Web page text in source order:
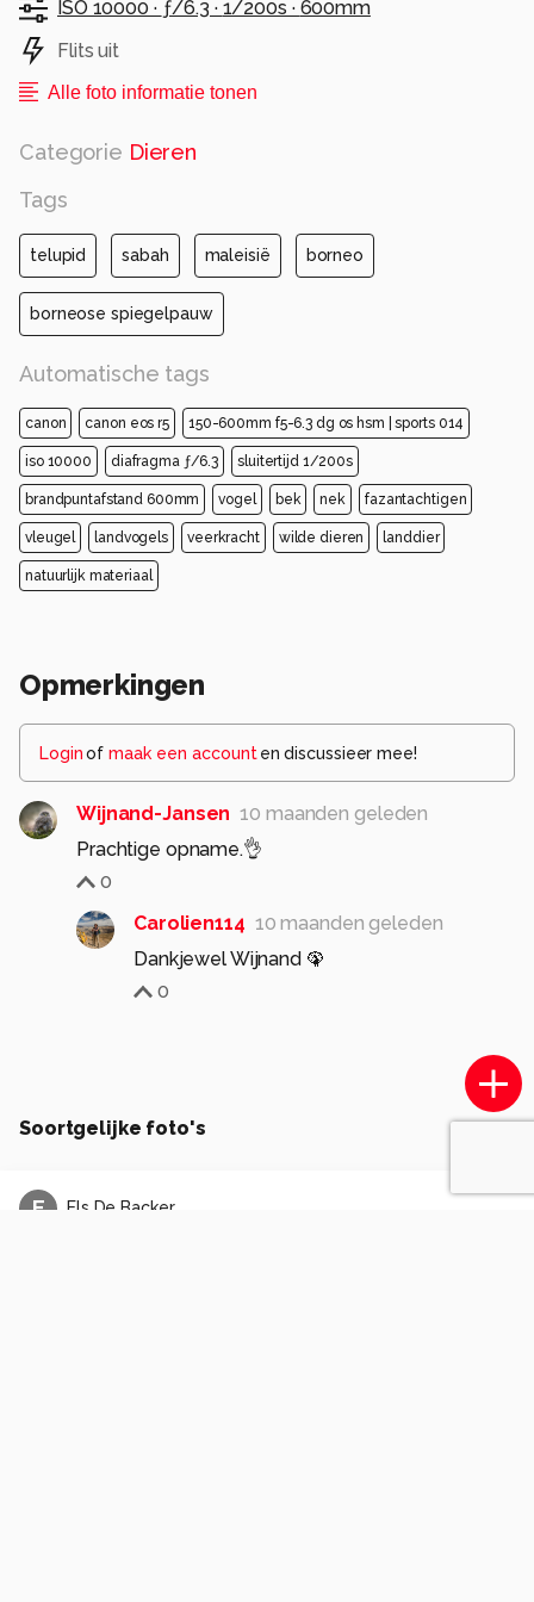
Volgens een schatting uit 2001 zijn er nog maar
600 tot 1700 individuen.Bornean Peacock
Pheasant
ISO 10000 · ƒ/6.3 · 1/200s · 600mm
Flits uit
Alle foto informatie tonen
Categorie Dieren
Tags
telupid sabah maleisië borneo
borneose spiegelpauw
Automatische tags
canon canon eos r5 150-600mm f5-6.3 dg os hsm | sports 014
iso 10000 diafragma ƒ/6.3 sluitertijd 1/200s
brandpuntafstand 600mm vogel bek nek fazantachtigen
vleugel landvogels veerkracht wilde dieren landdier
natuurlijk materiaal
Opmerkingen
Loginof maak een account en discussieer mee!
Wijnand-Jansen 10 maanden geleden
Prachtige opname.👌
0
Carolien114 10 maanden geleden
Dankjewel Wijnand 🦚
0
Soortgelijke foto's
E Els De Backer